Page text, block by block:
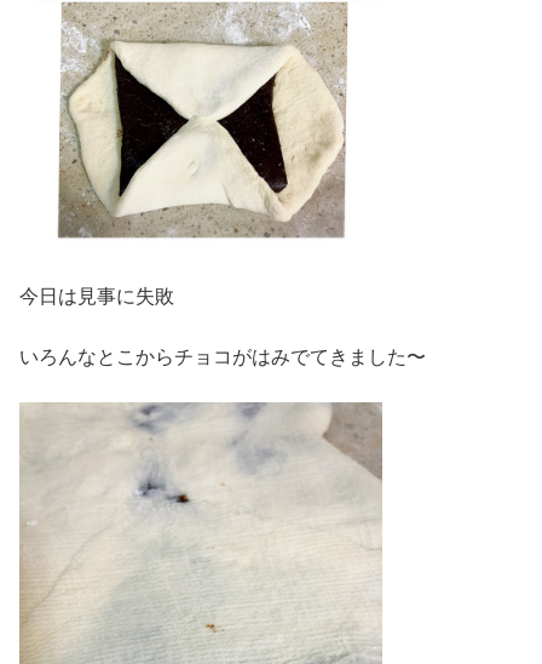
今日は見事に失敗
いろんなとこからチョコがはみでてきました〜